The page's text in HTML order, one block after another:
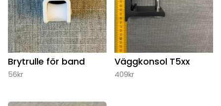
Brytrulle för band
56kr
Väggkonsol T5xx
409kr